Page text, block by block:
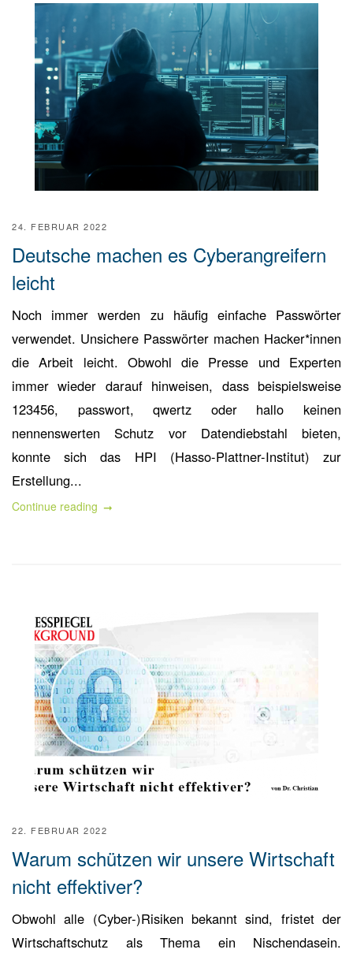
24. FEBRUAR 2022
Deutsche machen es Cyberangreifern
leicht
Noch immer werden zu häufig einfache Passwörter
verwendet. Unsichere Passwörter machen Hacker*innen
die Arbeit leicht. Obwohl die Presse und Experten
immer wieder darauf hinweisen, dass beispielsweise
123456, passwort, qwertz oder hallo keinen
nennenswerten Schutz vor Datendiebstahl bieten,
konnte sich das HPI (Hasso-Plattner-Institut) zur
Erstellung...
Continue reading
22. FEBRUAR 2022
Warum schützen wir unsere Wirtschaft
nicht effektiver?
Obwohl alle (Cyber-)Risiken bekannt sind, fristet der
Wirtschaftschutz als Thema ein Nischendasein.